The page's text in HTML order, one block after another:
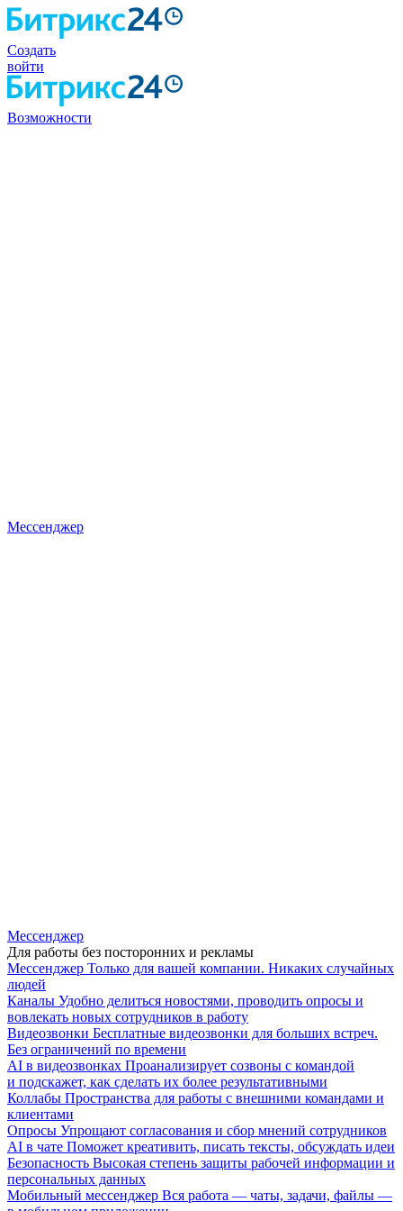
Создать
войти
Возможности
Мессенджер
Мессенджер
Для работы без посторонних и рекламы
Мессенджер Только для вашей компании. Никаких случайных
людей
Каналы Удобно делиться новостями, проводить опросы и
вовлекать новых сотрудников в работу
Видеозвонки Бесплатные видеозвонки для больших встреч.
Без ограничений по времени
AI в видеозвонках Проанализирует созвоны с командой
и подскажет, как сделать их более результативными
Коллабы Пространства для работы с внешними командами и
клиентами
Опросы Упрощают согласования и сбор мнений сотрудников
AI в чате Поможет креативить, писать тексты, обсуждать идеи
Безопасность Высокая степень защиты рабочей информации и
персональных данных
Мобильный мессенджер Вся работа — чаты, задачи, файлы —